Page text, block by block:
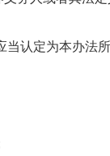
认定为本办法